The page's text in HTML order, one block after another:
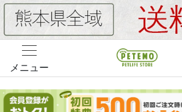
メニュー